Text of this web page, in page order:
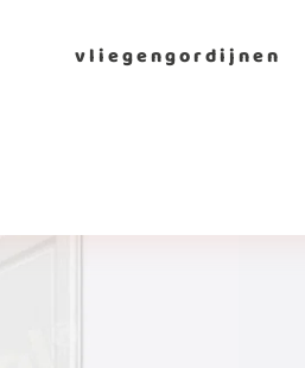
vliegengordijnen